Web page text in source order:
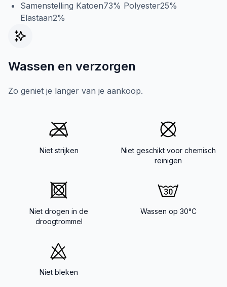
Samenstelling Katoen73% Polyester25%
Elastaan2%
Wassen en verzorgen
Zo geniet je langer van je aankoop.
Niet strijken
Niet geschikt voor chemisch
reinigen
Niet drogen in de
droogtrommel
Wassen op 30°C
Niet bleken